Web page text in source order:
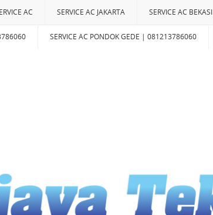
AC SERVICE AC JAKARTA SERVICE AC BEKASI
SERVICE AC PONDOK GEDE | 081213786060